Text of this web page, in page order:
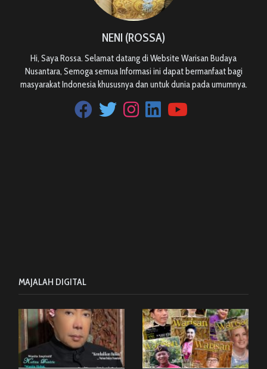
NENI (ROSSA)
Hi, Saya Rossa. Selamat datang di Website Warisan Budaya
Nusantara, Semoga semua Informasi ini dapat bermanfaat bagi
masyarakat Indonesia khususnya dan untuk dunia pada umumnya.
MAJALAH DIGITAL